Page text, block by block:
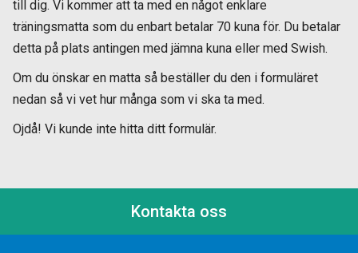
till dig. Vi kommer att ta med en något enklare
träningsmatta som du enbart betalar 70 kuna för. Du betalar
detta på plats antingen med jämna kuna eller med Swish.
Om du önskar en matta så beställer du den i formuläret
nedan så vi vet hur många som vi ska ta med.
Ojdå! Vi kunde inte hitta ditt formulär.
Kontakta oss